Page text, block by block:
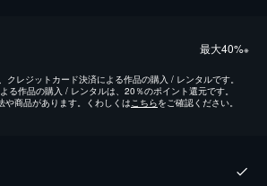
最⼤40%※
クレジットカード決済による作品の購入 / レンタルです。
る作品の購入 / レンタルは、20％のポイント還元です。
や商品があります。くわしくはこちらをご確認ください。